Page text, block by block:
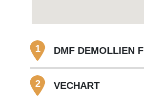
1 DMF DEMOLLIEN F
2 VECHART